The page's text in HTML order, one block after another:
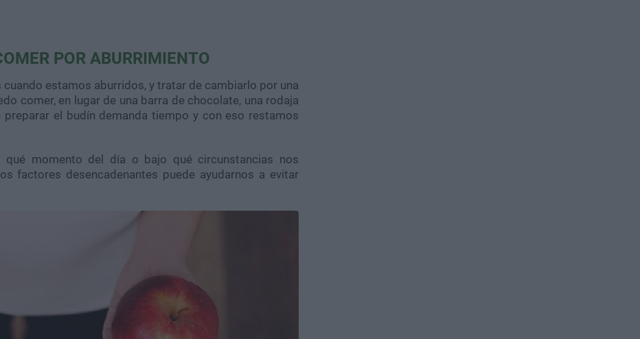
POR ABURRIMIENTO
estamos aburridos, y tratar de cambiarlo por una
comer, en lugar de una barra de chocolate, una rodaja
el budín demanda tiempo y con eso restamos
qué momento del día o bajo qué circunstancias nos
factores desencadenantes puede ayudarnos a evitar